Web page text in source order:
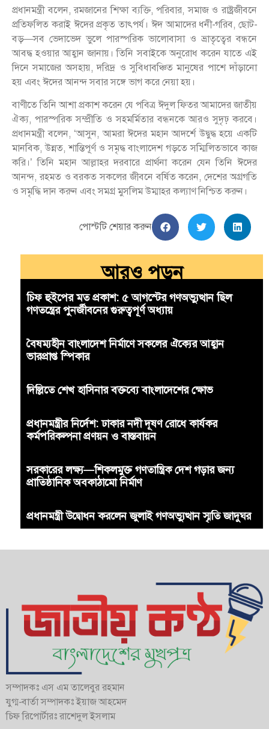
প্রধানমন্ত্রী বলেন, রমজানের শিক্ষা ব্যক্তি, পরিবার, সমাজ ও রাষ্ট্রজীবনে
প্রতিফলিত করাই ঈদের প্রকৃত তাৎপর্য। ঈদ আমাদের ধনী-গরিব, ছোট-
বড়—সব ভেদাভেদ ভুলে পারস্পরিক ভালোবাসা ও ভ্রাতৃত্বের বন্ধনে
আবদ্ধ হওয়ার আহ্বান জানায়। তিনি সবাইকে অনুরোধ করেন যাতে এই
দিনে সমাজের অসহায়, দরিদ্র ও সুবিধাবঞ্চিত মানুষের পাশে দাঁড়ানো
হয় এবং ঈদের আনন্দ সবার সঙ্গে ভাগ করে নেয়া হয়।
বাণীতে তিনি আশা প্রকাশ করেন যে পবিত্র ঈদুল ফিতর আমাদের জাতীয়
ঐক্য, পারস্পরিক সম্প্রীতি ও সহমর্মিতার বন্ধনকে আরও সুদৃঢ় করবে।
প্রধানমন্ত্রী বলেন, ‘আসুন, আমরা ঈদের মহান আদর্শে উদ্বুদ্ধ হয়ে একটি
মানবিক, উন্নত, শান্তিপূর্ণ ও সমৃদ্ধ বাংলাদেশ গড়তে সম্মিলিতভাবে কাজ
করি।’ তিনি মহান আল্লাহর দরবারে প্রার্থনা করেন যেন তিনি ঈদের
আনন্দ, রহমত ও বরকত সকলের জীবনে বর্ষিত করেন, দেশের অগ্রগতি
ও সমৃদ্ধি দান করুন এবং সমগ্র মুসলিম উম্মাহর কল্যাণ নিশ্চিত করুন।
পোস্টটি শেয়ার করুন
আরও পড়ুন
চিফ হুইপের মত প্রকাশ: ৫ আগস্টের গণঅভ্যুত্থান ছিল
গণতন্ত্রের পুনর্জীবনের গুরুত্বপূর্ণ অধ্যায়
বৈষম্যহীন বাংলাদেশ নির্মাণে সকলের ঐক্যের আহ্বান
ভারপ্রাপ্ত স্পিকার
দিল্লিতে শেখ হাসিনার বক্তব্যে বাংলাদেশের ক্ষোভ
প্রধানমন্ত্রীর নির্দেশ: ঢাকার নদী দূষণ রোধে কার্যকর
কর্মপরিকল্পনা প্রণয়ন ও বাস্তবায়ন
সরকারের লক্ষ্য—শিকলমুক্ত গণতান্ত্রিক দেশ গড়ার জন্য
প্রাতিষ্ঠানিক অবকাঠামো নির্মাণ
প্রধানমন্ত্রী উদ্বোধন করলেন জুলাই গণঅভ্যুত্থান স্মৃতি জাদুঘর
সম্পাদকঃ এস এম তালেবুর রহমান
যুগ্ম-বার্তা সম্পাদকঃ ইয়াজ আহমেদ
চিফ রিপোর্টারঃ রাশেদুল ইসলাম